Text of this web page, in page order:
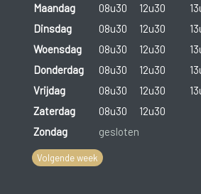
Maandag 08u30 12u30
Dinsdag
08u30 12u30
Woensdag
08u30 12u30
Donderdag
08u30 12u30
Vrijdag
08u30 12u30
Zaterdag
08u30
12u30
Zondag
gesloten
Volgende week